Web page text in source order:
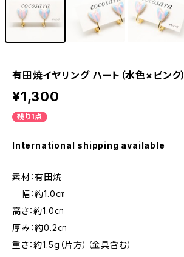
有田焼イヤリング ハート（水色×ピンク）
¥1,300
残り1点
International shipping available
素材：有田焼
幅：約1.0㎝
高さ：約1.0㎝
厚み：約0.2㎝
重さ：約1.5g（片方）（金具含む）